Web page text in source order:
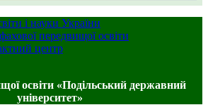
і науки України
передвищої освіти
центр
освіти «Подільський державний
університет»